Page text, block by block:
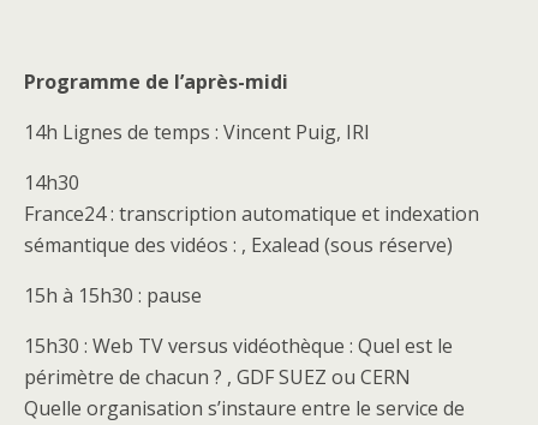
Programme de l’après-midi
14h Lignes de temps : Vincent Puig, IRI
14h30
France24 : transcription automatique et indexation
sémantique des vidéos : , Exalead (sous réserve)
15h à 15h30 : pause
15h30 : Web TV versus vidéothèque : Quel est le
périmètre de chacun ? , GDF SUEZ ou CERN
Quelle organisation s’instaure entre le service de